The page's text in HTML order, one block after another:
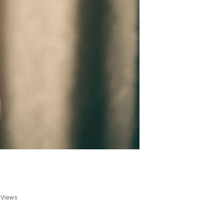
Views